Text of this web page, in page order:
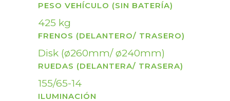
PESO VEHÍCULO (SIN BATERÍA)
425 kg
FRENOS (DELANTERO/ TRASERO)
Disk (ø260mm/ ø240mm)
RUEDAS (DELANTERA/ TRASERA)
155/65-14
ILUMINACIÓN